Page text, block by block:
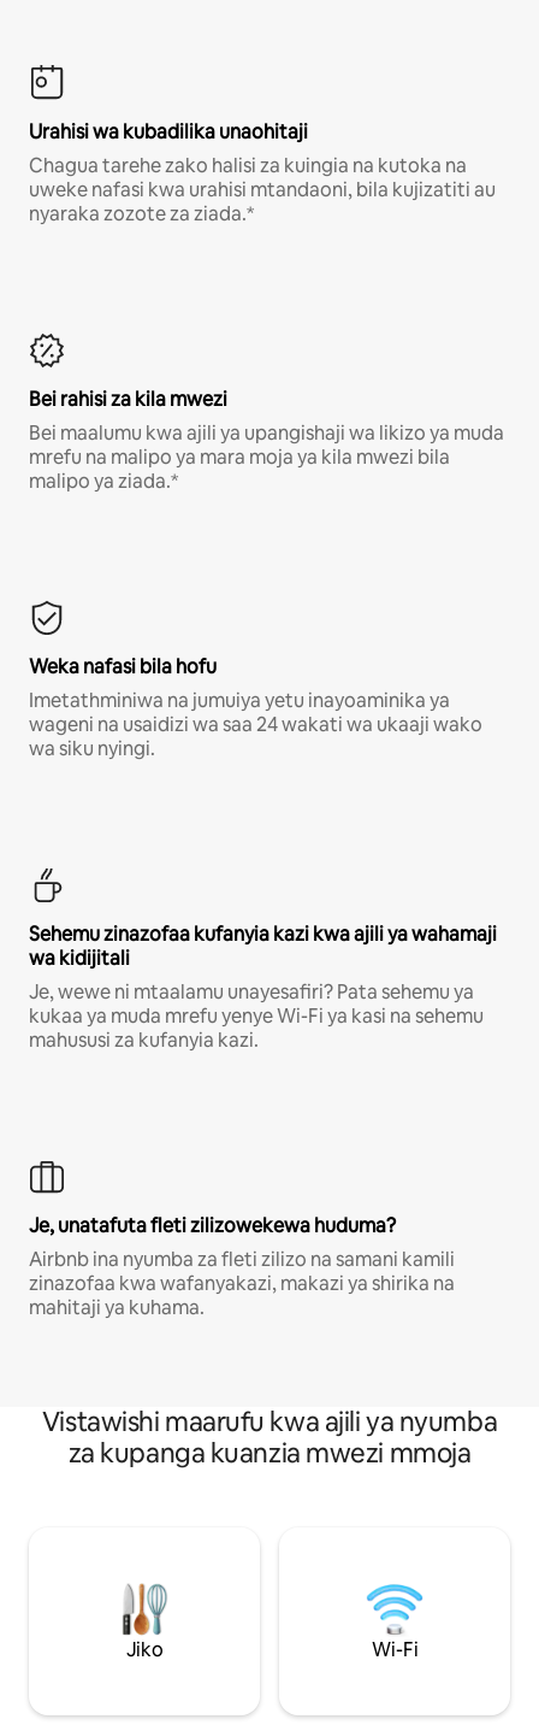
Urahisi wa kubadilika unaohitaji
Chagua tarehe zako halisi za kuingia na kutoka na
uweke nafasi kwa urahisi mtandaoni, bila kujizatiti au
nyaraka zozote za ziada.*
Bei rahisi za kila mwezi
Bei maalumu kwa ajili ya upangishaji wa likizo ya muda
mrefu na malipo ya mara moja ya kila mwezi bila
malipo ya ziada.*
Weka nafasi bila hofu
Imetathminiwa na jumuiya yetu inayoaminika ya
wageni na usaidizi wa saa 24 wakati wa ukaaji wako
wa siku nyingi.
Sehemu zinazofaa kufanyia kazi kwa ajili ya wahamaji
wa kidijitali
Je, wewe ni mtaalamu unayesafiri? Pata sehemu ya
kukaa ya muda mrefu yenye Wi-Fi ya kasi na sehemu
mahususi za kufanyia kazi.
Je, unatafuta fleti zilizowekewa huduma?
Airbnb ina nyumba za fleti zilizo na samani kamili
zinazofaa kwa wafanyakazi, makazi ya shirika na
mahitaji ya kuhama.
Vistawishi maarufu kwa ajili ya nyumba
za kupanga kuanzia mwezi mmoja
Jiko Wi-Fi